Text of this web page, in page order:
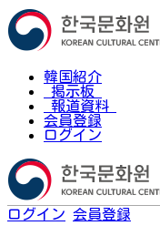
韓国紹介
掲示板
報道資料
会員登録
ログイン
ログイン 会員登録